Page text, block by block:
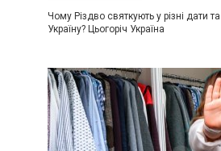
Чому Різдво святкують у різні дати
Україну? Цьогоріч Україна